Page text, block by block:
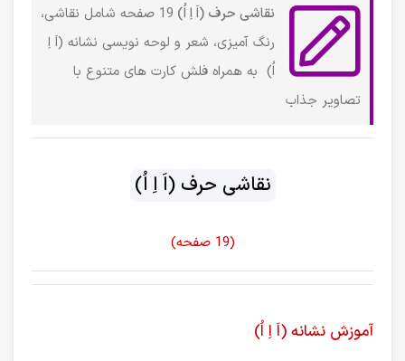
نقاشی حرف (اَ اِ اُ)
19 صفحه شامل نقاشی،
رنگ آمیزی، شعر و لوحه نویسی نشانه (اَ اِ
اُ) به همراه فلش کارت های متنوع با
تصاویر جذاب
نقاشی حرف (اَ اِ اُ)
(19 صفحه)
آموزش نشانه (اَ اِ اُ)